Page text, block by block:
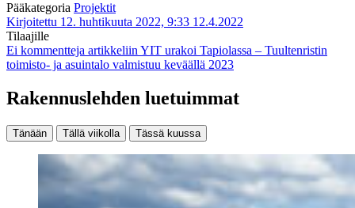
Pääkategoria Projektit
Kirjoitettu 12. huhtikuuta 2022, 9:33 12.4.2022
Tilaajille
Ei kommentteja artikkeliin YIT urakoi Tapiolassa – Tuultenristin
toimisto- ja asuintalo valmistuu keväällä 2023
Rakennuslehden luetuimmat
Tänään Tällä viikolla Tässä kuussa